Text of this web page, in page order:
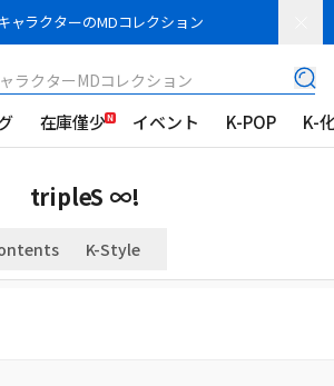
ャラクターのMDコレクション
ラクターMDコレクション
在庫僅少 イベント K-POP K-
tripleS ∞!
K-Style